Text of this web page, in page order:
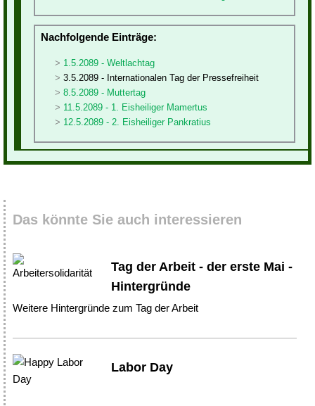
Nachfolgende Einträge:
1.5.2089 - Weltlachtag
3.5.2089 - Internationalen Tag der Pressefreiheit
8.5.2089 - Muttertag
11.5.2089 - 1. Eisheiliger Mamertus
12.5.2089 - 2. Eisheiliger Pankratius
Das könnte Sie auch interessieren
Tag der Arbeit - der erste Mai -
Hintergründe
Weitere Hintergründe zum Tag der Arbeit
Labor Day